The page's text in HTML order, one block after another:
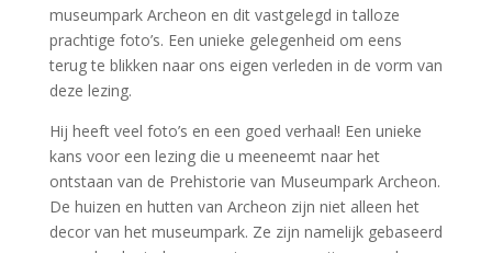
gebruiken. Talloze musea over de wereld hebben
geleerd van wat hier is gecreëerd en hebben hun eigen
recreaties tentoongesteld.
Anton van den Heuvel is de oudste zoon van 4
kinderen, vader van drie dochters, leermeester
historische houten scheepsbouw, bouwmeester
prehistorische gebouwen, NLP-coach, trainer en geeft
les in houtambachten, primitieve vaardigheden en
bushcraft.